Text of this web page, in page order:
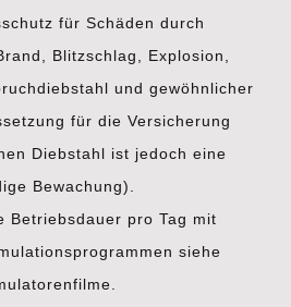
für Schäden durch
Blitzschlag, Explosion,
und gewöhnlicher
für die Versicherung
Diebstahl ist jedoch eine
Bewachung).
Betriebsdauer pro Tag mit
siehe